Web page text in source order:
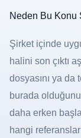
Neden Bu Konu
Şirket içinde
halini son çıktı
dosyasını ya
burada
daha erken
hangi